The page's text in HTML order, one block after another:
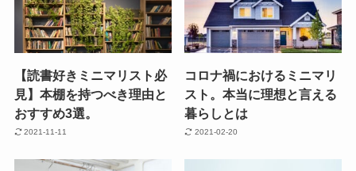
【読書好きミニマリスト必
見】本棚を持つべき理由と
おすすめ3選。
2021-11-11
コロナ禍におけるミニマリ
スト。本当に理想と言える
暮らしとは
2021-02-20